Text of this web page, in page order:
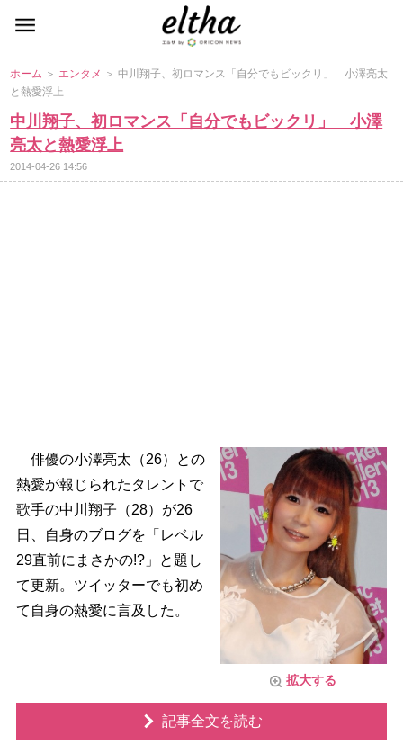
ホーム ＞ エンタメ ＞ 中川翔子、初ロマンス「自分でもビックリ」 小澤亮太
と熱愛浮上
中川翔子、初ロマンス「自分でもビックリ」 小澤
亮太と熱愛浮上
2014-04-26 14:56
拡大する
俳優の小澤亮太（26）との
熱愛が報じられたタレントで
歌手の中川翔子（28）が26
日、自身のブログを「レベル
29直前にまさかの!?」と題し
て更新。ツイッターでも初め
て自身の熱愛に言及した。
記事全文を読む